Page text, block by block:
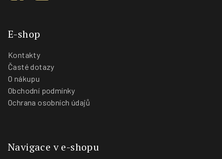
E-shop
Kontakty
Časté dotazy
O nákupu
Obchodní podmínky
Ochrana osobních údajů
Navigace v e-shopu